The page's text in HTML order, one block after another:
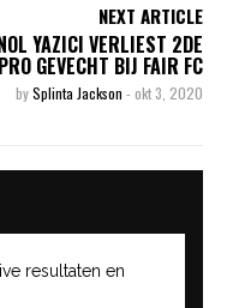
NEXT ARTICLE
YAZICI VERLIEST 2DE
PRO GEVECHT BIJ FAIR FC
bySplinta Jackson - okt 3, 2020
resultaten en